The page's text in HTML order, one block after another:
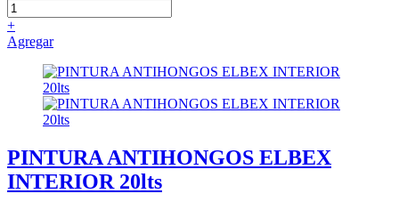
+
Agregar
PINTURA ANTIHONGOS ELBEX
INTERIOR 20lts